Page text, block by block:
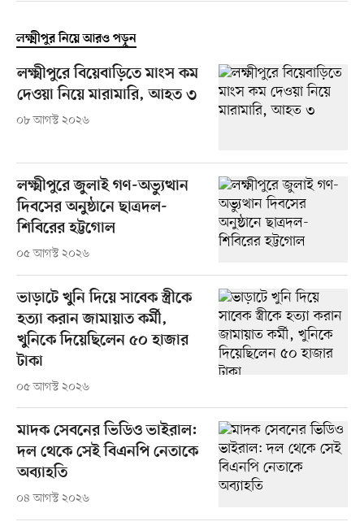
লক্ষ্মীপুর নিয়ে আরও পড়ুন
লক্ষ্মীপুরে বিয়েবাড়িতে মাংস কম
দেওয়া নিয়ে মারামারি, আহত ৩
০৮ আগস্ট ২০২৬
লক্ষ্মীপুরে জুলাই গণ-অভ্যুত্থান
দিবসের অনুষ্ঠানে ছাত্রদল-
শিবিরের হট্টগোল
০৫ আগস্ট ২০২৬
ভাড়াটে খুনি দিয়ে সাবেক স্ত্রীকে
হত্যা করান জামায়াত কর্মী,
খুনিকে দিয়েছিলেন ৫০ হাজার
টাকা
০৫ আগস্ট ২০২৬
মাদক সেবনের ভিডিও ভাইরাল:
দল থেকে সেই বিএনপি নেতাকে
অব্যাহতি
০৪ আগস্ট ২০২৬